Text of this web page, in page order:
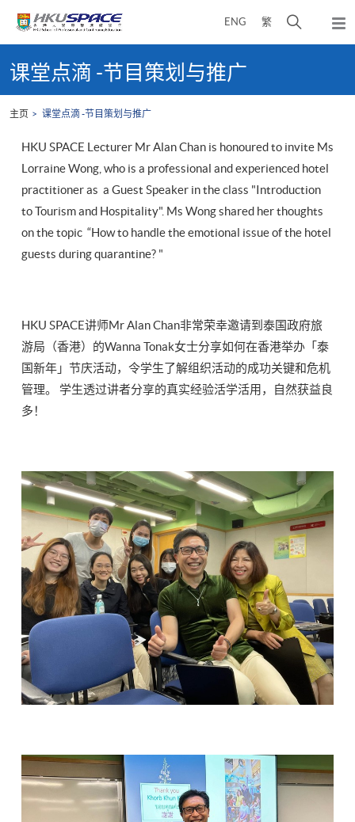
ENG 繁
开
弹
出
单
content
start课堂点滴 -节目策划与推广
主页 课堂点滴 -节目策划与推广
HKU SPACE Lecturer Mr Alan Chan is honoured to invite Ms
Lorraine Wong, who is a professional and experienced hotel
practitioner as a Guest Speaker in the class "Introduction
to Tourism and Hospitality". Ms Wong shared her thoughts
on the topic “How to handle the emotional issue of the hotel
guests during quarantine? "
HKU SPACE讲师Mr Alan Chan非常荣幸邀请到泰国政府旅
游局（香港）的Wanna Tonak女士分享如何在香港举办「泰
国新年」节庆活动，令学生了解组织活动的成功关键和危机
管理。 学生透过讲者分享的真实经验活学活用，自然获益良
多！